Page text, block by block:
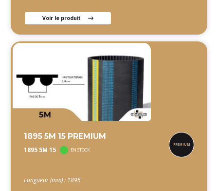
Voir le produit
1895 5M 15 PREMIUM
1895 5M 15 EN STOCK
Longueur (mm) : 1895